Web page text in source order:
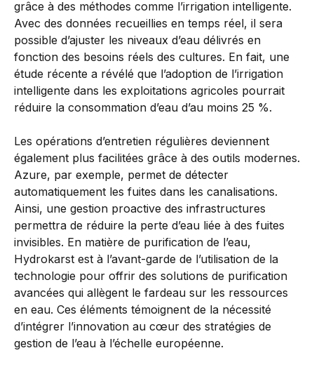
grâce à des méthodes comme l’irrigation intelligente.
Avec des données recueillies en temps réel, il sera
possible d’ajuster les niveaux d’eau délivrés en
fonction des besoins réels des cultures. En fait, une
étude récente a révélé que l’adoption de l’irrigation
intelligente dans les exploitations agricoles pourrait
réduire la consommation d’eau d’au moins 25 %.
Les opérations d’entretien régulières deviennent
également plus facilitées grâce à des outils modernes.
Azure, par exemple, permet de détecter
automatiquement les fuites dans les canalisations.
Ainsi, une gestion proactive des infrastructures
permettra de réduire la perte d’eau liée à des fuites
invisibles. En matière de purification de l’eau,
Hydrokarst est à l’avant-garde de l’utilisation de la
technologie pour offrir des solutions de purification
avancées qui allègent le fardeau sur les ressources
en eau. Ces éléments témoignent de la nécessité
d’intégrer l’innovation au cœur des stratégies de
gestion de l’eau à l’échelle européenne.